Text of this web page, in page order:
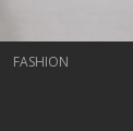
FASHION